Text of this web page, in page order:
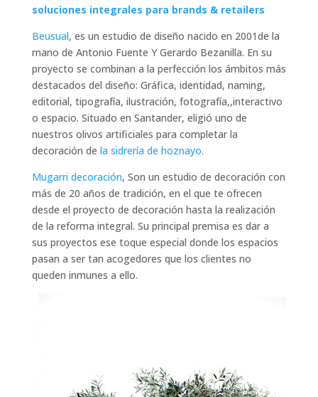
soluciones integrales para brands & retailers
Beusual, es un estudio de diseño nacido en 2001de la
mano de Antonio Fuente Y Gerardo Bezanilla. En su
proyecto se combinan a la perfección los ámbitos más
destacados del diseño: Gráfica, identidad, naming,
editorial, tipografía, ilustración, fotografía,,interactivo
o espacio. Situado en Santander, eligió uno de
nuestros olivos artificiales para completar la
decoración de la sidrería de hoznayo.
Mugarri decoración, Son un estudio de decoración con
más de 20 años de tradición, en el que te ofrecen
desde el proyecto de decoración hasta la realización
de la reforma integral. Su principal premisa es dar a
sus proyectos ese toque especial donde los espacios
pasan a ser tan acogedores que los clientes no
queden inmunes a ello.